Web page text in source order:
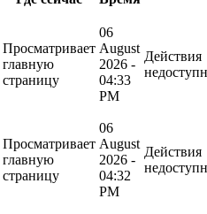
Просматривает
главную
страницу
06
August
2026 -
04:33
PM
Действия
Просматривает
главную
страницу
06
August
2026 -
04:32
PM
Действия